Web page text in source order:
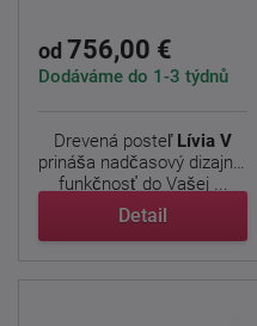
od 756,00 €
Dodáváme do 1-3 týdnů
Drevená posteľ Lívia V
prináša nadčasový dizajn a
funkčnosť do Vašej ...
Detail